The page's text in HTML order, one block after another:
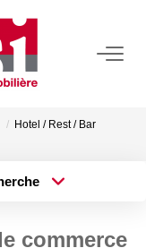
Hotel / Rest / Bar
commerce